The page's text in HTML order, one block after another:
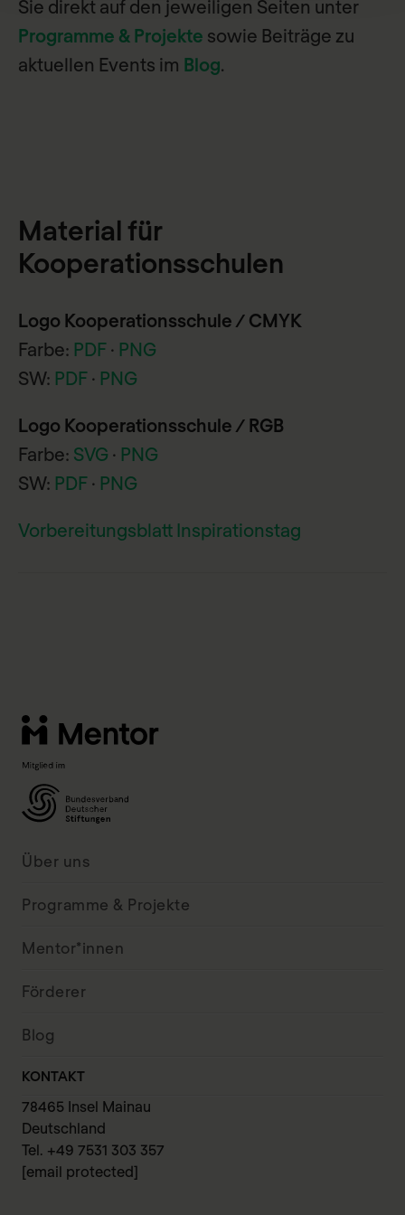
Sie direkt auf den jeweiligen Seiten unter
Programme & Projekte sowie Beiträge zu
aktuellen Events im Blog.
Material für
Kooperationsschulen
Logo Kooperationsschule / CMYK
Farbe: PDF · PNG
SW: PDF · PNG
Logo Kooperationsschule / RGB
Farbe: SVG · PNG
SW: PDF · PNG
Vorbereitungsblatt Inspirationstag
Über uns
Programme & Projekte
Mentor*innen
Förderer
Blog
KONTAKT
78465 Insel Mainau
Deutschland
Tel. +49 7531 303 357
[email protected]